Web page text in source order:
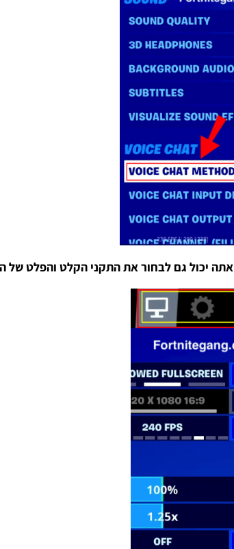
יכול גם לבחור את התקני הקלט והפלט של